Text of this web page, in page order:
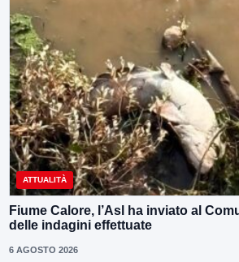
ATTUALITÀ
Fiume Calore, l’Asl ha inviato al
delle indagini effettuate
6 AGOSTO 2026